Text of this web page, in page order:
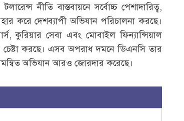
নীতি বাস্তবায়নে সর্বোচ্চ পেশাদারিত্ব,
করে দেশব্যাপী অভিযান পরিচালনা করছে।
কুরিয়ার সেবা এবং মোবাইল ফিন্যান্সিয়াল
চেষ্টা করছে। এসব অপরাধ দমনে ডিএনসি তার
অভিযান আরও জোরদার করেছে।